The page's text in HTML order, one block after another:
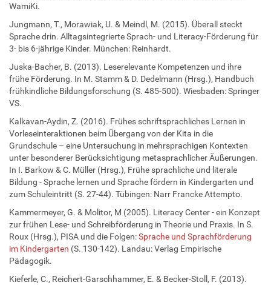
WamiKi.
Jungmann, T., Morawiak, U. & Meindl, M. (2015). Überall steckt
Sprache drin. Alltagsintegrierte Sprach- und Literacy-Förderung für
3- bis 6-jährige Kinder. München: Reinhardt.
Juska-Bacher, B. (2013). Leserelevante Kompetenzen und ihre
frühe Förderung. In M. Stamm & D. Dedelmann (Hrsg.), Handbuch
frühkindliche Bildungsforschung (S. 485-500). Wiesbaden: Springer
VS.
Kalkavan-Aydin, Z. (2016). Frühes schriftsprachliches Lernen in
Vorleseinteraktionen beim Übergang von der Kita in die
Grundschule – eine Untersuchung in mehrsprachigen Kontexten
unter besonderer Berücksichtigung metasprachlicher Äußerungen.
In I. Barkow & C. Müller (Hrsg.), Frühe sprachliche und literale
Bildung - Sprache lernen und Sprache fördern in Kindergarten und
zum Schuleintritt (S. 27-44). Tübingen: Narr Francke Attempto.
Kammermeyer, G. & Molitor, M (2005). Literacy Center - ein Konzept
zur frühen Lese- und Schreibförderung in Theorie und Praxis. In S.
Roux (Hrsg.), PISA und die Folgen:Sprache und Sprachförderung
im Kindergarten (S. 130-142). Landau: Verlag Empirische
Pädagogik.
Kieferle, C., Reichert-Garschhammer, E. & Becker-Stoll, F. (2013).